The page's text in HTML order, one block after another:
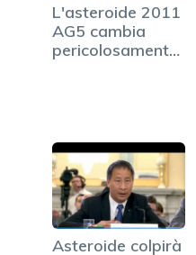
L'asteroide 2011
AG5 cambia
pericolosamente
Asteroide colpirà